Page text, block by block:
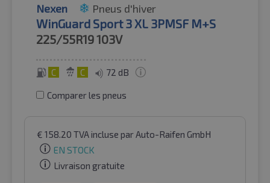
Nexen Pneus d'hiver
WinGuard Sport 3 XL 3PMSF M+S
225/55R19103V
C C 72 dB
Comparer les pneus
€ 158.20 TVA incluse par Auto-Raifen GmbH
EN STOCK
Livraison gratuite